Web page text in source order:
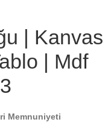
| Kanvas
| Mdf
Memnuniyeti